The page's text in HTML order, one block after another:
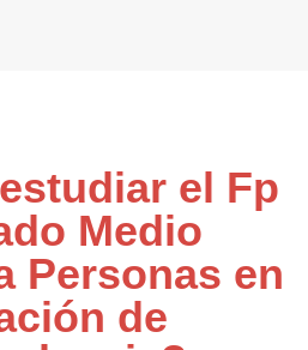
el Fp
Medio
Personas en
de